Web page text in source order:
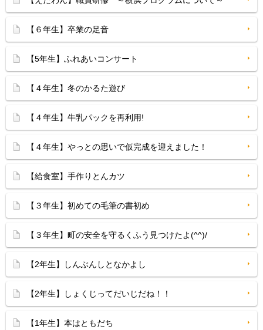
【６年生】卒業の足音
【5年生】ふれあいコンサート
【４年生】冬のかるた遊び
【４年生】牛乳パックを再利用!
【４年生】やっとの思いで仮完成を迎えました！
【給食室】手作りとんカツ
【３年生】初めての毛筆の書初め
【３年生】町の安全を守るくふう見つけたよ(^^)/
【2年生】しんぶんしとなかよし
【2年生】しょくじってだいじだね！！
【1年生】本はともだち